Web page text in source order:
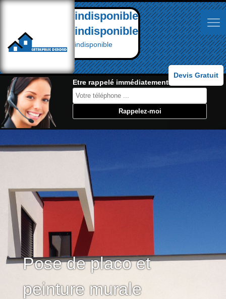
indisponible
indisponible
indisponible
Devis Gratuit
Etre rappelé immédiatement:
Pose de placo et
peinture murale